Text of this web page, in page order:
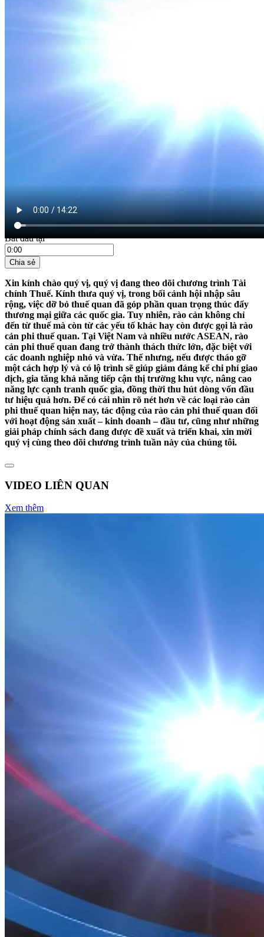
Bắt đầu tại
Chia sẻ
Xin kính chào quý vị, quý vị đang theo dõi chương trình Tài
chính Thuế. Kính thưa quý vị, trong bối cảnh hội nhập sâu
rộng, việc dỡ bỏ thuế quan đã góp phần quan trọng thúc đẩy
thương mại giữa các quốc gia. Tuy nhiên, rào cản không chỉ
đến từ thuế mà còn từ các yếu tố khác hay còn được gọi là rào
cản phi thuế quan. Tại Việt Nam và nhiều nước ASEAN, rào
cản phi thuế quan đang trở thành thách thức lớn, đặc biệt với
các doanh nghiệp nhỏ và vừa. Thế nhưng, nếu được tháo gỡ
một cách hợp lý và có lộ trình sẽ giúp giảm đáng kể chi phí giao
dịch, gia tăng khả năng tiếp cận thị trường khu vực, nâng cao
năng lực cạnh tranh quốc gia, đồng thời thu hút dòng vốn đầu
tư hiệu quả hơn. Để có cái nhìn rõ nét hơn về các loại rào cản
phi thuế quan hiện nay, tác động của rào cản phi thuế quan đối
với hoạt động sản xuất – kinh doanh – đầu tư, cũng như những
giải pháp chính sách đang được đề xuất và triển khai, xin mời
quý vị cùng theo dõi chương trình tuần này của chúng tôi.
VIDEO LIÊN QUAN
Xem thêm